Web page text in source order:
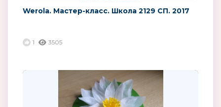
Werola. Мастер-класс. Школа 2129 СП. 2017
1 3505